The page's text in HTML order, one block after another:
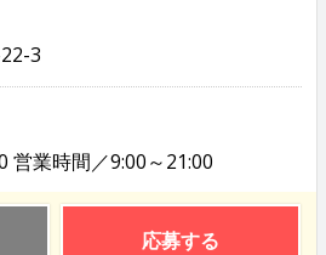
3
営業時間／9:00～21:00
応募する